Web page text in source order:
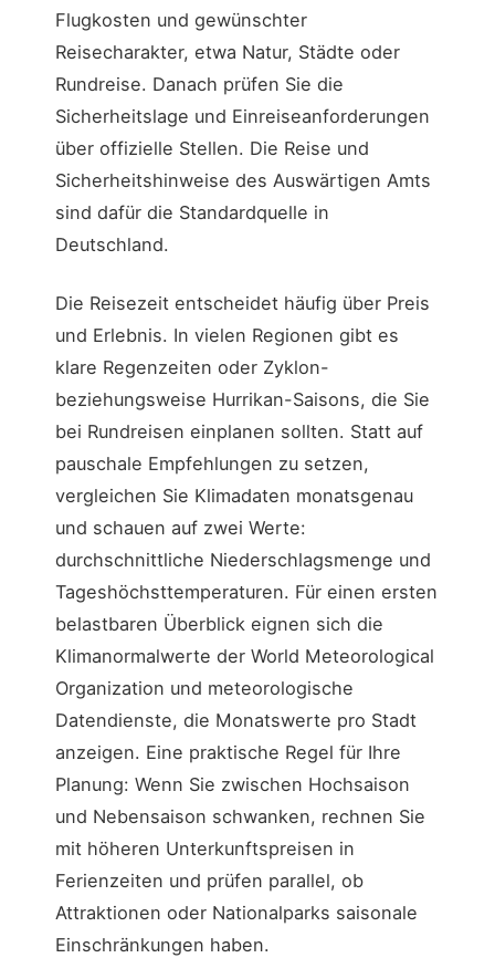
Flugkosten und gewünschter
Reisecharakter, etwa Natur, Städte oder
Rundreise. Danach prüfen Sie die
Sicherheitslage und Einreiseanforderungen
über offizielle Stellen. Die Reise und
Sicherheitshinweise des Auswärtigen Amts
sind dafür die Standardquelle in
Deutschland.
Die Reisezeit entscheidet häufig über Preis
und Erlebnis. In vielen Regionen gibt es
klare Regenzeiten oder Zyklon-
beziehungsweise Hurrikan-Saisons, die Sie
bei Rundreisen einplanen sollten. Statt auf
pauschale Empfehlungen zu setzen,
vergleichen Sie Klimadaten monatsgenau
und schauen auf zwei Werte:
durchschnittliche Niederschlagsmenge und
Tageshöchsttemperaturen. Für einen ersten
belastbaren Überblick eignen sich die
Klimanormalwerte der World Meteorological
Organization und meteorologische
Datendienste, die Monatswerte pro Stadt
anzeigen. Eine praktische Regel für Ihre
Planung: Wenn Sie zwischen Hochsaison
und Nebensaison schwanken, rechnen Sie
mit höheren Unterkunftspreisen in
Ferienzeiten und prüfen parallel, ob
Attraktionen oder Nationalparks saisonale
Einschränkungen haben.